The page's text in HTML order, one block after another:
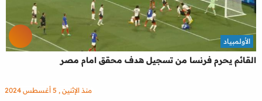
القائم يحرم فرنسا من تسجيل هدف محقق امام مصر
الأولمبياد
منذ الإثنين , 5 أغسطس 2024